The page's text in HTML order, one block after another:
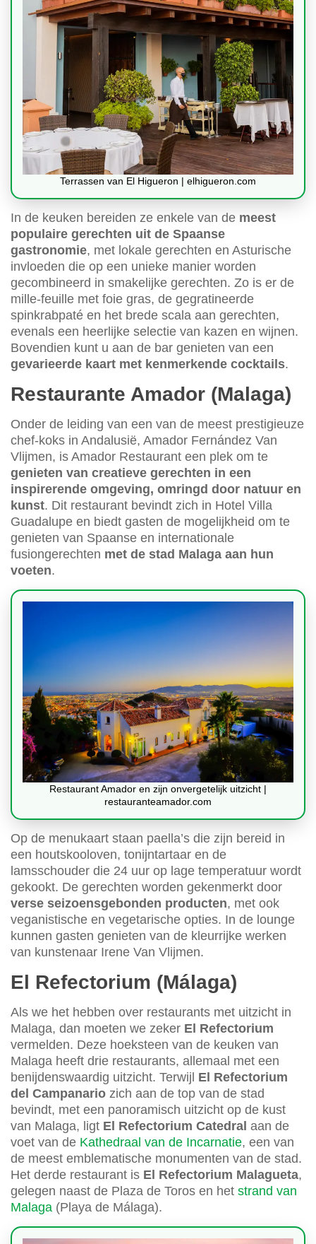
Terrassen van El Higueron | elhigueron.com
In de keuken bereiden ze enkele van de meest
populaire gerechten uit de Spaanse
gastronomie, met lokale gerechten en Asturische
invloeden die op een unieke manier worden
gecombineerd in smakelijke gerechten. Zo is er de
mille-feuille met foie gras, de gegratineerde
spinkrabpaté en het brede scala aan gerechten,
evenals een heerlijke selectie van kazen en wijnen.
Bovendien kunt u aan de bar genieten van een
gevarieerde kaart met kenmerkende cocktails.
Restaurante Amador (Malaga)
Onder de leiding van een van de meest prestigieuze
chef-koks in Andalusië, Amador Fernández Van
Vlijmen, is Amador Restaurant een plek om te
genieten van creatieve gerechten in een
inspirerende omgeving, omringd door natuur en
kunst. Dit restaurant bevindt zich in Hotel Villa
Guadalupe en biedt gasten de mogelijkheid om te
genieten van Spaanse en internationale
fusiongerechten met de stad Malaga aan hun
voeten.
Restaurant Amador en zijn onvergetelijk uitzicht |
restauranteamador.com
Op de menukaart staan paella’s die zijn bereid in
een houtskooloven, tonijntartaar en de
lamsschouder die 24 uur op lage temperatuur wordt
gekookt. De gerechten worden gekenmerkt door
verse seizoensgebonden producten, met ook
veganistische en vegetarische opties. In de lounge
kunnen gasten genieten van de kleurrijke werken
van kunstenaar Irene Van Vlijmen.
El Refectorium (Málaga)
Als we het hebben over restaurants met uitzicht in
Malaga, dan moeten we zeker El Refectorium
vermelden. Deze hoeksteen van de keuken van
Malaga heeft drie restaurants, allemaal met een
benijdenswaardig uitzicht. Terwijl El Refectorium
del Campanario zich aan de top van de stad
bevindt, met een panoramisch uitzicht op de kust
van Malaga, ligt El Refectorium Catedral aan de
voet van de Kathedraal van de Incarnatie, een van
de meest emblematische monumenten van de stad.
Het derde restaurant is El Refectorium Malagueta,
gelegen naast de Plaza de Toros en het strand van
Malaga (Playa de Málaga).